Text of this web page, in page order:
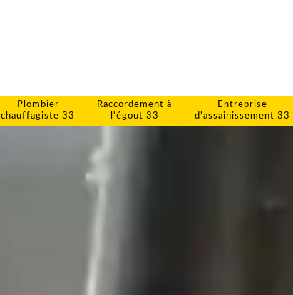
Plombier
chauffagiste 33
Raccordement à
l'égout 33
Entreprise
d'assainissement 33